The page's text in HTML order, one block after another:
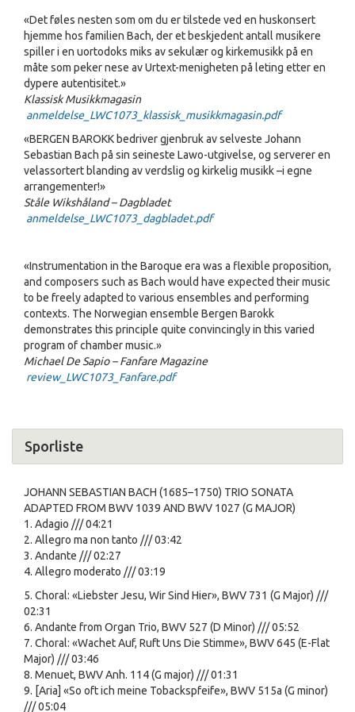
«Det føles nesten som om du er tilstede ved en huskonsert
hjemme hos familien Bach, der et beskjedent antall musikere
spiller i en uortodoks miks av sekulær og kirkemusikk på en
måte som peker nese av Urtext-menigheten på leting etter en
dypere autentisitet.»
Klassisk Musikkmagasin
anmeldelse_LWC1073_klassisk_musikkmagasin.pdf
«BERGEN BAROKK bedriver gjenbruk av selveste Johann
Sebastian Bach på sin seineste Lawo-utgivelse, og serverer en
velassortert blanding av verdslig og kirkelig musikk –i egne
arrangementer!»
Ståle Wikshåland – Dagbladet
anmeldelse_LWC1073_dagbladet.pdf
«Instrumentation in the Baroque era was a flexible proposition,
and composers such as Bach would have expected their music
to be freely adapted to various ensembles and performing
contexts. The Norwegian ensemble Bergen Barokk
demonstrates this principle quite convincingly in this varied
program of chamber music.»
Michael De Sapio – Fanfare Magazine
review_LWC1073_Fanfare.pdf
Sporliste
JOHANN SEBASTIAN BACH (1685–1750) TRIO SONATA
ADAPTED FROM BWV 1039 AND BWV 1027 (G MAJOR)
1. Adagio /// 04:21
2. Allegro ma non tanto /// 03:42
3. Andante /// 02:27
4. Allegro moderato /// 03:19
5. Choral: «Liebster Jesu, Wir Sind Hier», BWV 731 (G Major) ///
02:31
6. Andante from Organ Trio, BWV 527 (D Minor) /// 05:52
7. Choral: «Wachet Auf, Ruft Uns Die Stimme», BWV 645 (E-Flat
Major) /// 03:46
8. Menuet, BWV Anh. 114 (G major) /// 01:31
9. [Aria] «So oft ich meine Tobackspfeife», BWV 515a (G minor)
/// 05:04